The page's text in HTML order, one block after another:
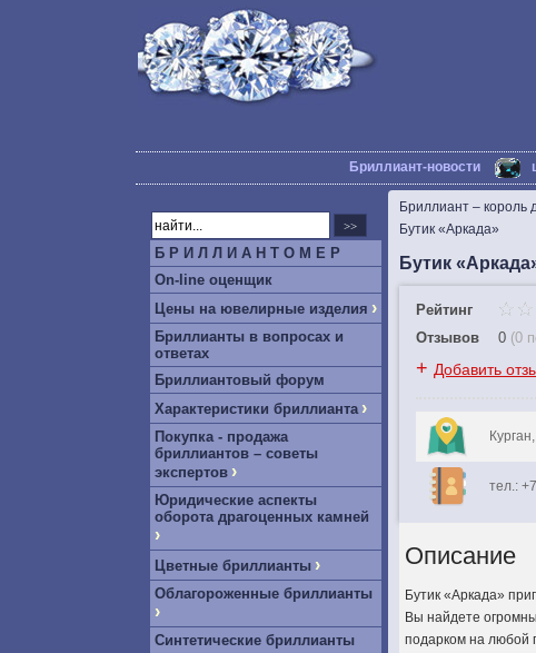
Бриллиант-новости
Б Р И Л Л И А Н Т О М Е Р
On-line оценщик
Цены на ювелирные изделия ›
Бриллианты в вопросах и
ответах
Бриллиантовый форум
Характеристики бриллианта ›
Покупка - продажа
бриллиантов – советы
экспертов ›
Юридические аспекты
оборота драгоценных камней
›
Цветные бриллианты ›
Облагороженные бриллианты
›
Синтетические бриллианты
Бриллиант – король
Бутик «Аркада»
Бутик
Рейтинг
Отзывов
0 (0
+ Добавить
тел.:
Описание
Бутик «Аркада»
Вы найдете
подарком на любой